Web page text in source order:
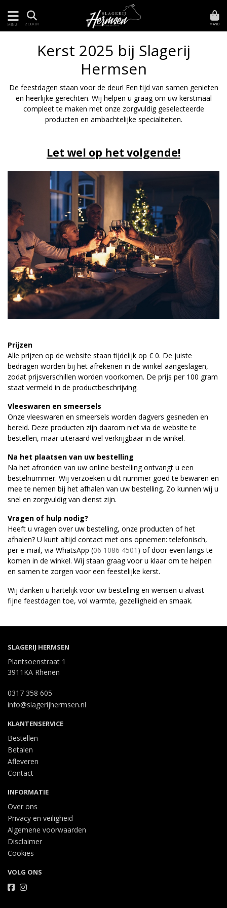
MENU ZOEKEN MAND
Kerst 2025 bij Slagerij
Hermsen
De feestdagen staan voor de deur! Een tijd van samen genieten
en heerlijke gerechten. Wij helpen u graag om uw kerstmaal
compleet te maken met onze zorgvuldig geselecteerde
producten en ambachtelijke specialiteiten.
Let wel op het volgende!
Prijzen
Alle prijzen op de website staan tijdelijk op € 0. De juiste
bedragen worden bij het afrekenen in de winkel aangeslagen,
zodat prijsverschillen worden voorkomen. De prijs per 100 gram
staat vermeld in de productbeschrijving.
Vleeswaren en smeersels
Onze vleeswaren en smeersels worden dagvers gesneden en
bereid. Deze producten zijn daarom niet via de website te
bestellen, maar uiteraard wel verkrijgbaar in de winkel.
Na het plaatsen van uw bestelling
Na het afronden van uw online bestelling ontvangt u een
bestelnummer. Wij verzoeken u dit nummer goed te bewaren en
mee te nemen bij het afhalen van uw bestelling. Zo kunnen wij u
snel en zorgvuldig van dienst zijn.
Vragen of hulp nodig?
Heeft u vragen over uw bestelling, onze producten of het
afhalen? U kunt altijd contact met ons opnemen: telefonisch,
per e-mail, via WhatsApp (06 1086 4501 ) of door even langs te
komen in de winkel. Wij staan graag voor u klaar om te helpen
en samen te zorgen voor een feestelijke kerst.
Wij danken u hartelijk voor uw bestelling en wensen u alvast
fijne feestdagen toe, vol warmte, gezelligheid en smaak.
SLAGERIJ HERMSEN
Plantsoenstraat 1
3911KA Rhenen
0317 358 605
info@slagerijhermsen.nl
KLANTENSERVICE
Bestellen
Betalen
Afleveren
Contact
INFORMATIE
Over ons
Privacy en veiligheid
Algemene voorwaarden
Disclaimer
Cookies
VOLG ONS